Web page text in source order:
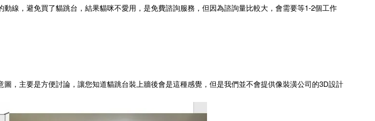
線，避免買了貓跳台，結果貓咪不愛用，是免費諮詢服務，但因為諮詢量比較大，會需要等1-2個工作
，主要是方便討論，讓您知道貓跳台裝上牆後會是這種感覺，但是我們並不會提供像裝潢公司的3D設計